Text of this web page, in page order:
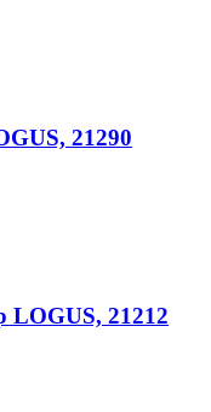
21290
LOGUS, 21212